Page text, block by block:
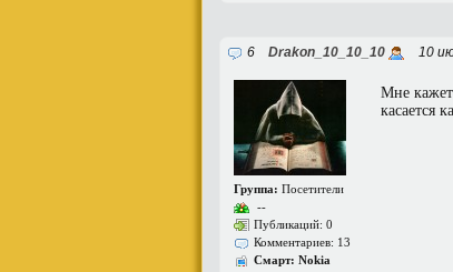
6 Drakon_10_10_10 10
Группа: Посетители
--
Публикаций: 0
Комментариев: 13
Смарт: Nokia
Мне
касается